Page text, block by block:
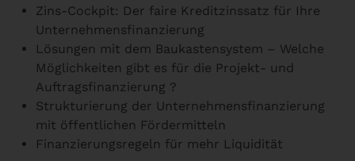
Zins-Cockpit: Der faire Kreditzinssatz für Ihre
Unternehmensfinanzierung
Lösungen mit dem Baukastensystem – Welche
Möglichkeiten gibt es für die Projekt- und
Auftragsfinanzierung ?
Strukturierung der Unternehmensfinanzierung
mit öffentlichen Fördermitteln
Finanzierungsregeln für mehr Liquidität